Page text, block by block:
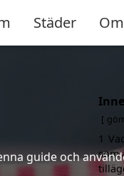
Städer
guide och
1
som